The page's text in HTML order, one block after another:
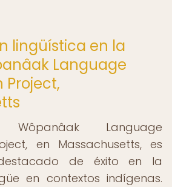
lingüística en la
Language
Project,
Language
en Massachusetts, es
de éxito en la
en contextos indígenas.